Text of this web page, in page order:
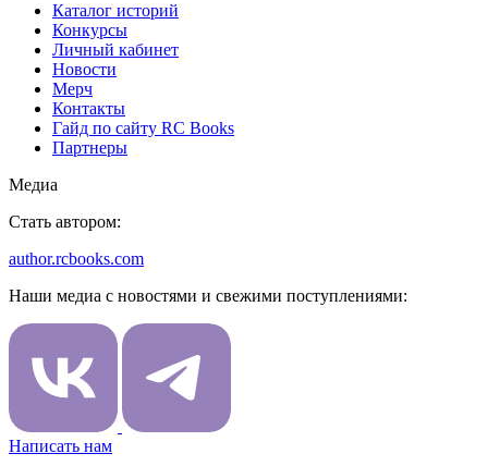
Каталог историй
Конкурсы
Личный кабинет
Новости
Мерч
Контакты
Гайд по сайту RC Books
Партнеры
Mедиа
Стать автором:
author.rcbooks.com
Наши медиа с новостями и свежими поступлениями:
Написать нам